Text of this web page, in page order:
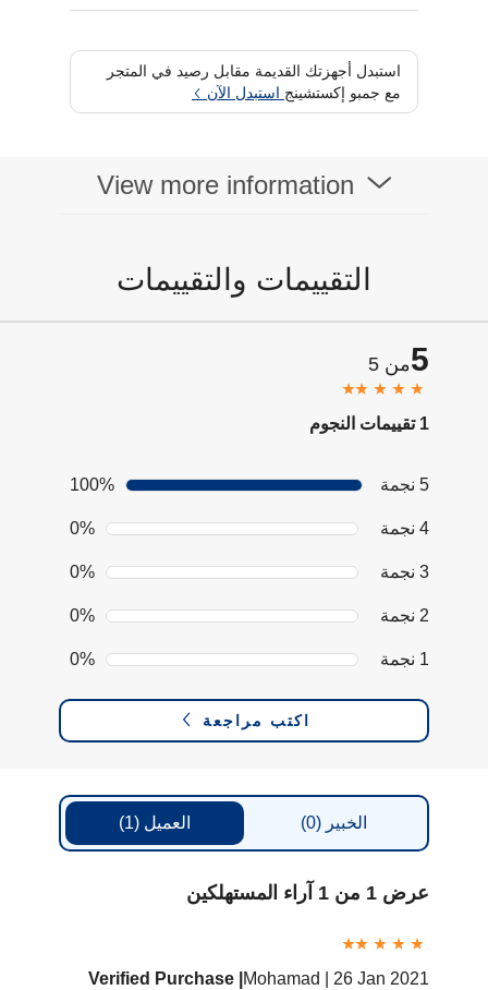
استبدل أجهزتك القديمة مقابل رصيد في المتجر
مع جمبو إكستشينج استبدل الآن
View more information
التقييمات والتقييمات
5من 5
1 تقييمات النجوم
5 نجمة 100%
4 نجمة 0%
3 نجمة 0%
2 نجمة 0%
1 نجمة 0%
اكتب مراجعة
العميل (1) الخبير(0)
عرض 1 من 1 آراء المستهلكين
Verified Purchase | Mohamad | 26 Jan 2021